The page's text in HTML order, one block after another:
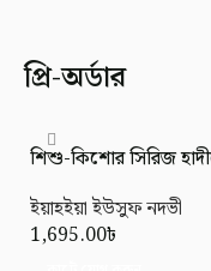
প্রি-অর্ডার
শিশু-কিশোর সিরিজ
ইয়াহইয়া ইউসুফ নদভী
1,695.00৳